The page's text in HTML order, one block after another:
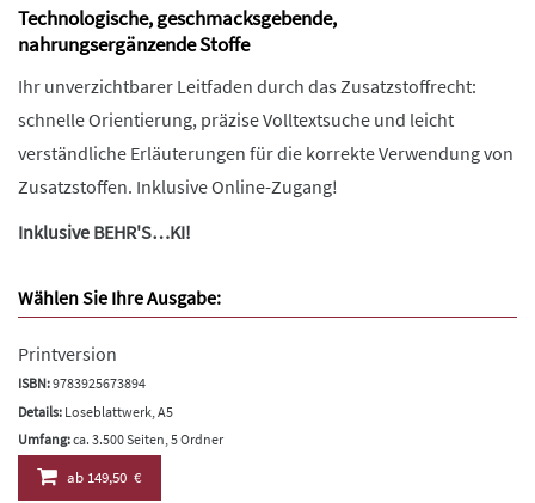
Technologische, geschmacksgebende,
nahrungsergänzende Stoffe
Ihr unverzichtbarer Leitfaden durch das Zusatzstoffrecht:
schnelle Orientierung, präzise Volltextsuche und leicht
verständliche Erläuterungen für die korrekte Verwendung von
Zusatzstoffen. Inklusive Online-Zugang!
Inklusive BEHR'S…KI!
Wählen Sie Ihre Ausgabe:
Printversion
ISBN:9783925673894
Details: Loseblattwerk, A5
Umfang:ca. 3.500 Seiten, 5 Ordner
ab149,50 €